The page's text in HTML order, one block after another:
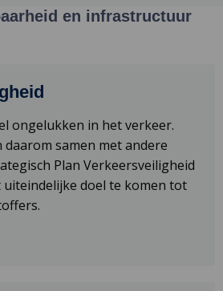
en infrastructuur
ongelukken in het verkeer.
daarom samen met andere
Plan Verkeersveiligheid
doel te komen tot